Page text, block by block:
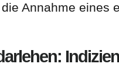
Annahme eines